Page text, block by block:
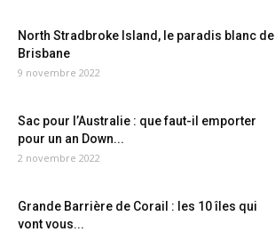
North Stradbroke Island, le paradis blanc de
Brisbane
9 novembre 2022
Sac pour l’Australie : que faut-il emporter
pour un an Down...
2 novembre 2022
Grande Barrière de Corail : les 10 îles qui
vont vous...